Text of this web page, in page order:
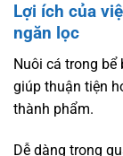
Lợi ích của
ngăn lọc
Nuôi cá trong bể
giúp thuận tiện
thành phẩm.
Dễ dàng trong